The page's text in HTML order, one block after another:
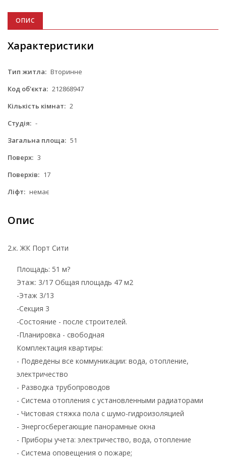
ОПИС
Характеристики
Тип житла: Вторинне
Код об'єкта: 212868947
Кількість кімнат: 2
Студія: -
Загальна площа: 51
Поверх: 3
Поверхів: 17
Ліфт: немає
Опис
2.к. ЖК Порт Сити
Площадь: 51 м?
Этаж: 3/17 Общая площадь 47 м2
-Этаж 3/13
-Секция 3
-Состояние - после строителей.
-Планировка - свободная
Комплектация квартиры:
- Подведены все коммуникации: вода, отопление,
электричество
- Разводка трубопроводов
- Система отопления с установленными радиаторами
- Чистовая стяжка пола с шумо-гидроизоляцией
- Энергосберегающие панорамные окна
- Приборы учета: электричество, вода, отопление
- Система оповещения о пожаре;